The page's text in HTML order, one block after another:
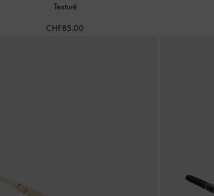
Texturé
CHF85.00